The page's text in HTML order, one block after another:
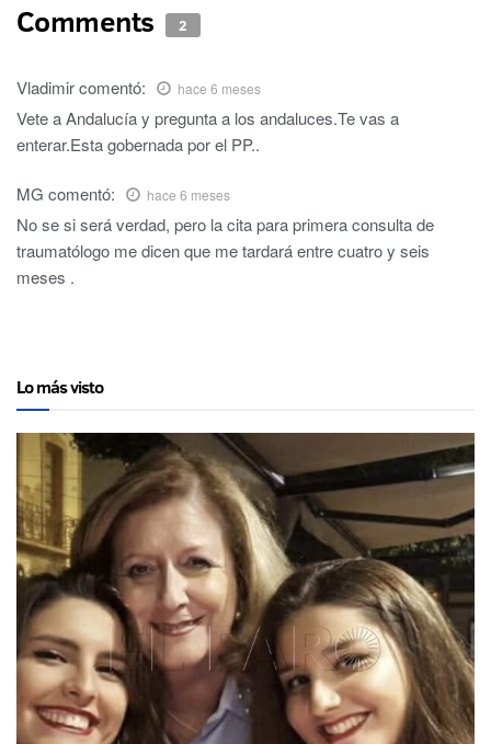
Comments 2
Vladimircomentó: hace 6 meses
Vete a Andalucía y pregunta a los andaluces.Te vas a
enterar.Esta gobernada por el PP..
MG comentó: hace 6 meses
No se si será verdad, pero la cita para primera consulta de
traumatólogo me dicen que me tardará entre cuatro y seis
meses .
Lo más visto